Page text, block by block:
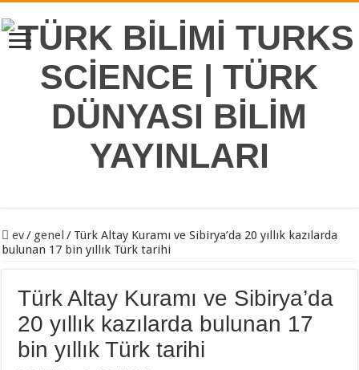
ev/ genel / Türk Altay Kuramı ve Sibirya’da 20 yıllık kazılarda
bulunan 17 bin yıllık Türk tarihi
Türk Altay Kuramı ve Sibirya’da
20 yıllık kazılarda bulunan 17
bin yıllık Türk tarihi